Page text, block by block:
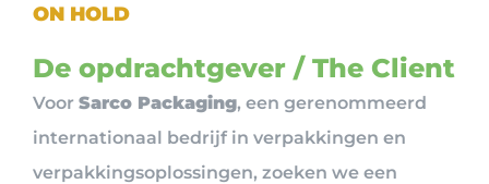
ON HOLD
De opdrachtgever / The Client
Voor Sarco Packaging, een gerenommeerd
internationaal bedrijf in verpakkingen en
verpakkingsoplossingen, zoeken we een